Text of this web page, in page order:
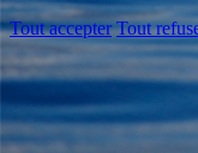
Tout accepter Tout